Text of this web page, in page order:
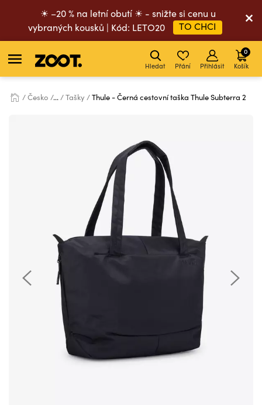
☀ –20 % na letní obutí ☀ - snižte si cenu u
vybraných kousků | Kód: LETO20
TO CHCI
Hledat Přání Přihlásit Košík
0
Česko ... Tašky Thule - Černá cestovní taška Thule Subterra 2